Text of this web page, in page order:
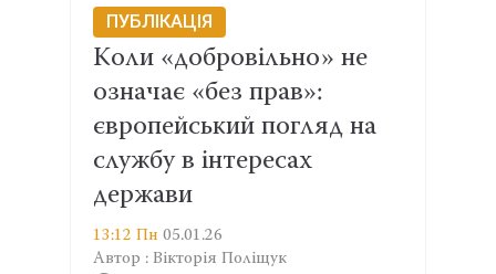
ПУБЛІКАЦІЯ
Коли «добровільно» не
означає «без прав»:
європейський погляд на
службу в інтересах
держави
13:12 Пн 05.01.26
Автор : Вікторія Поліщук